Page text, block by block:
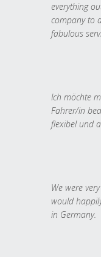
everything
company to
fabulous
Ich möchte
Fahrer/in
flexibel und
We were
would
in Germany.